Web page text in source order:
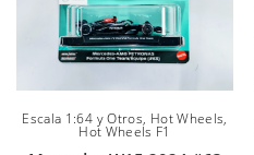
Escala 1:64 y Otros, Hot Wheels,
Hot Wheels F1